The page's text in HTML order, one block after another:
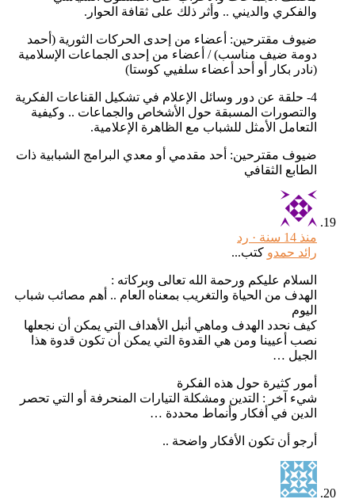
والفكري والديني .. وأثر ذلك على ثقافة الحوار.
ضيوف مقترحين: أعضاء من إحدى الحركات الثورية (أحمد
دومة ضيف مناسب) / أعضاء من إحدى الجماعات الإسلامية
(نادر بكار أو أحد أعضاء سلفيي كوستا)
4- حلقة عن دور وسائل الإعلام في تشكيل القناعات الفكرية
والتصورات المسبقة حول الأشخاص والجماعات .. وكيفية
التعامل الأمثل للشباب مع الظاهرة الإعلامية.
ضيوف مقترحين: أحد مقدمي أو معدي البرامج الشبابية ذات
الطابع الثقافي
رد
رائد حمدو كتب...
السلام عليكم ورحمة الله تعالى وبركاته :
الهدف من الحياة والتغريب بمعناه العام .. أهم مصائب شباب
كيف نحدد الهدف وماهي أنبل الأهداف التي يمكن أن نجعلها
نصب أعيينا ومن هي القدوة التي يمكن أن تكون قدوة هذا
الجيل …
أمور كثيرة حول هذه الفكرة
شيء آخر : التدين ومشكلة التيارات المنحرفة أو التي تحصر
الدين في أفكار وأنماط محددة …
أرجو أن تكون الأفكار واضحة ..